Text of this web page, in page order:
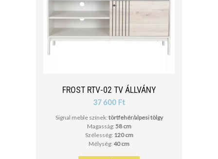
FROST RTV-02 TV ÁLLVÁNY
37 600 Ft
Signal meble színek: törtfehér/alpesi tölgy
Magasság: 58 cm
Szélesség: 120 cm
Mélység: 40 cm